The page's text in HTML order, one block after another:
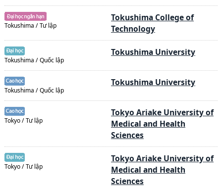
Tokushima / Tư lập
Tokushima College of
Technology
Tokushima / Quốc lập
Tokushima University
Tokushima / Quốc lập
Tokushima University
Tokyo / Tư lập
Tokyo Ariake University of
Medical and Health
Sciences
Tokyo / Tư lập
Tokyo Ariake University of
Medical and Health
Sciences